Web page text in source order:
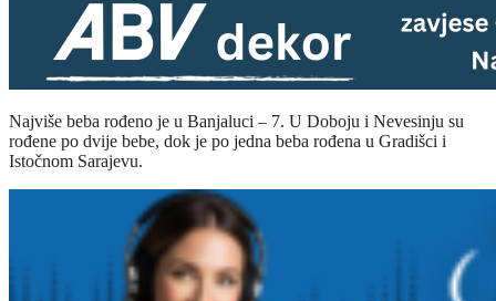
Najviše beba rođeno je u Banjaluci – 7. U Doboju i Nevesinju su
rođene po dvije bebe, dok je po jedna beba rođena u Gradišci i
Istočnom Sarajevu.